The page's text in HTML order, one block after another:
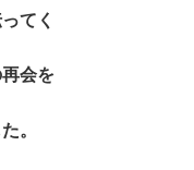
てく
会を
。